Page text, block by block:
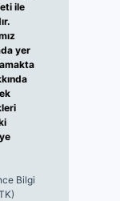
ile
yer
Bilgi